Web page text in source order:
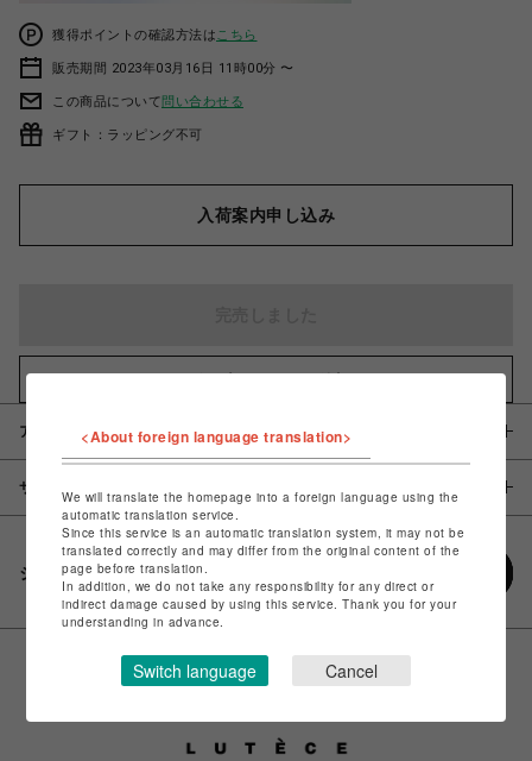
獲得ポイントの確認方法は こちら
販売期間 2023年03月16日 11時00分 〜
この商品について問い合わせる
ギフト：ラッピング不可
入荷案内申し込み
アイテム説明 / 素材
サイズ
シェアする
<About foreign language translation>
We will translate the homepage into a foreign language using the
automatic translation service.
Since this service is an automatic translation system, it may not be
translated correctly and may differ from the original content of the
page before translation.
In addition, we do not take any responsibility for any direct or
indirect damage caused by using this service. Thank you for your
understanding in advance.
Switch language Cancel